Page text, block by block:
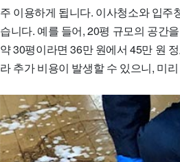
주 이용하게 됩니다. 이사청소와 입주
습니다. 예를 들어, 20평 규모의 공간
약 30평이라면 36만 원에서 45만 원
라 추가 비용이 발생할 수 있으니, 미